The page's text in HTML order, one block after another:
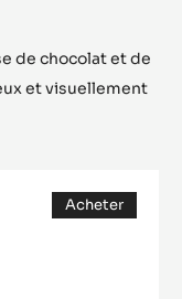
de chocolat et de
et visuellement
Acheter
(opens